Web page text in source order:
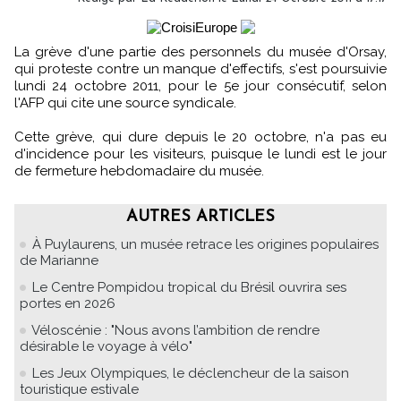
La grève d'une partie des personnels du musée d'Orsay,
qui proteste contre un manque d'effectifs, s'est poursuivie
lundi 24 octobre 2011, pour le 5e jour consécutif, selon
l'AFP qui cite une source syndicale.
Cette grève, qui dure depuis le 20 octobre, n'a pas eu
d'incidence pour les visiteurs, puisque le lundi est le jour
de fermeture hebdomadaire du musée.
AUTRES ARTICLES
À Puylaurens, un musée retrace les origines populaires
de Marianne
Le Centre Pompidou tropical du Brésil ouvrira ses
portes en 2026
Véloscénie : "Nous avons l’ambition de rendre
désirable le voyage à vélo"
Les Jeux Olympiques, le déclencheur de la saison
touristique estivale